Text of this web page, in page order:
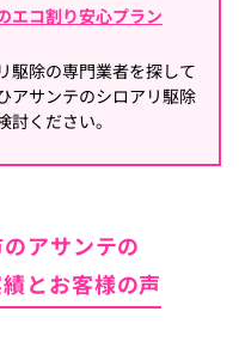
エコ割り安心プラン
駆除の専門業者を探して
アサンテのシロアリ駆除
討ください。
アサンテの
とお客様の声